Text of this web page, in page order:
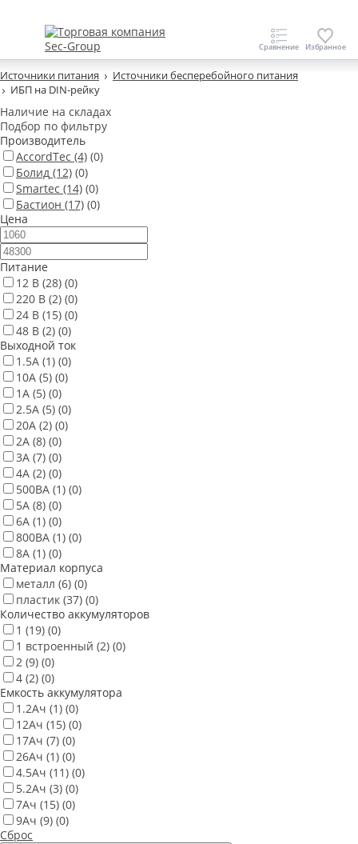
Источники питания
Источники бесперебойного питания
ИБП на DIN-рейку
Наличие на складах
Подбор по фильтру
Производитель
AccordTec (4) (0)
Болид (12) (0)
Smartec (14) (0)
Бастион (17) (0)
Цена
Питание
12 В (28) (0)
220 В (2) (0)
24 В (15) (0)
48 В (2) (0)
Выходной ток
1.5А (1) (0)
10А (5) (0)
1А (5) (0)
2.5А (5) (0)
20А (2) (0)
2А (8) (0)
3А (7) (0)
4А (2) (0)
500ВА (1) (0)
5А (8) (0)
6А (1) (0)
800ВА (1) (0)
8А (1) (0)
Материал корпуса
металл (6) (0)
пластик (37) (0)
Количество аккумуляторов
1 (19) (0)
1 встроенный (2) (0)
2 (9) (0)
4 (2) (0)
Емкость аккумулятора
1.2Ач (1) (0)
12Ач (15) (0)
17Ач (7) (0)
26Ач (1) (0)
4.5Ач (11) (0)
5.2Ач (3) (0)
7Ач (15) (0)
9Ач (9) (0)
Сброс